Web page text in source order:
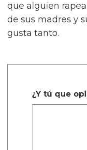
que alguien
de sus madres y
gusta tanto.
¿Y tú que